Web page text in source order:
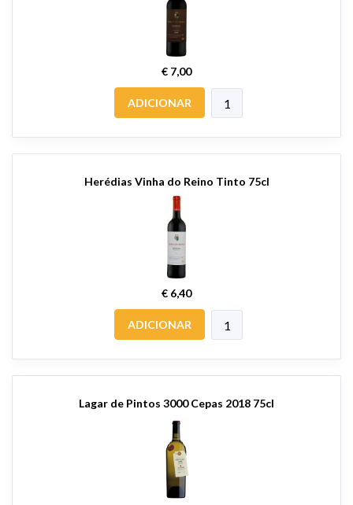
€ 7,00
ADICIONAR
Herédias Vinha do Reino Tinto 75cl
€ 6,40
ADICIONAR
Lagar de Pintos 3000 Cepas 2018 75cl